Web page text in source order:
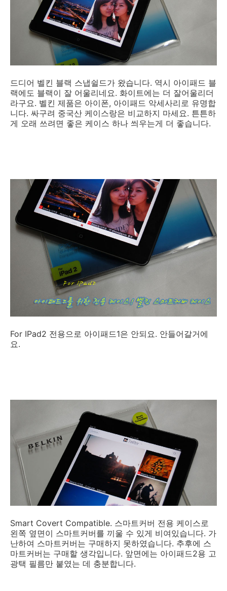
드디어 벨킨 블랙 스냅쉴드가 왔습니다. 역시 아이패드 블
랙에도 블랙이 잘 어울리네요. 화이트에는 더 잘어울리더
라구요. 벨킨 제품은 아이폰, 아이패드 악세사리로 유명합
니다. 싸구려 중국산 케이스랑은 비교하지 마세요. 튼튼하
게 오래 쓰려면 좋은 케이스 하나 씌우는게 더 좋습니다.
For IPad2 전용으로 아이패드1은 안되요. 안들어갈거에
요.
Smart Covert Compatible. 스마트커버 전용 케이스로
왼쪽 옆면이 스마트커버를 끼울 수 있게 비여있습니다. 가
난하여 스마트커버는 구매하지 못하였습니다. 추후에 스
마트커버는 구매할 생각입니다. 앞면에는 아이패드2용 고
광택 필름만 붙였는 데 충분합니다.